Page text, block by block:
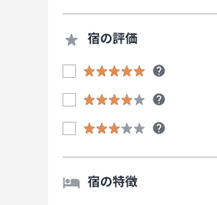
宿の評価
宿の特徴